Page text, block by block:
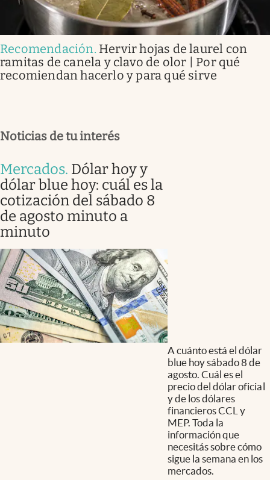
Recomendación. Hervir hojas de laurel con
ramitas de canela y clavo de olor | Por qué
recomiendan hacerlo y para qué sirve
Noticias de tu interés
Mercados. Dólar hoy y
dólar blue hoy: cuál es la
cotización del sábado 8
de agosto minuto a
minuto
A cuánto está el dólar
blue hoy sábado 8 de
agosto. Cuál es el
precio del dólar oficial
y de los dólares
financieros CCL y
MEP. Toda la
información que
necesitás sobre cómo
sigue la semana en los
mercados.